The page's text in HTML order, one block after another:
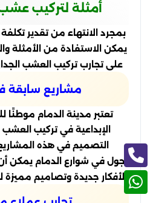
أمثلة لتركيب
بمجرد الانتهاء من تقدير
يمكن الاستفادة من الأمثلة
على تجارب تركيب العشب
مشاريع سابقة
تعتبر مدينة الدمام موطنًا
الإبداعية في تركيب العشب
التصميم في هذه المشاريع
تجول في شوارع الدمام يمكن
لأفكار جديدة وتصاميم مميزة